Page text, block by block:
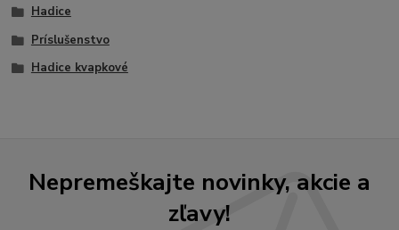
Hadice
Príslušenstvo
Hadice kvapkové
Nepremeškajte novinky, akcie a
zľavy!